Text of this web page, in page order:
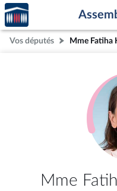
Aller au contenu
Aller en bas de la page
Accèder
à la
page
d'accueil
Vos députés
Mme